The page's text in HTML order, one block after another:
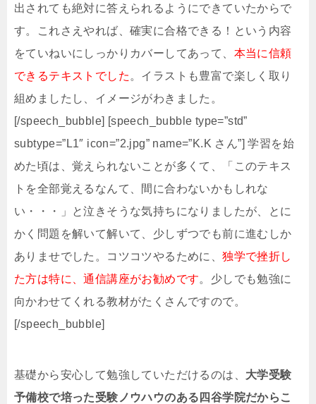
出されても絶対に答えられるようにできていたからで
す。これさえやれば、確実に合格できる！という内容
をていねいにしっかりカバーしてあって、 本当に信頼
できるテキストでした 。イラストも豊富で楽しく取り
組めましたし、イメージがわきました。
[/speech_bubble] [speech_bubble type=”std”
subtype=”L1″ icon=”2.jpg” name=”K.K さん”] 学習を始
めた頃は、覚えられないことが多くて、「このテキス
トを全部覚えるなんて、間に合わないかもしれな
い・・・」と泣きそうな気持ちになりましたが、とに
かく問題を解いて解いて、少しずつでも前に進むしか
ありませでした。コツコツやるために、独学で挫折し
た方は特に、通信講座がお勧めです。少しでも勉強に
向かわせてくれる教材がたくさんですので。
[/speech_bubble]
基礎から安心して勉強していただけるのは、 大学受験
予備校で培った受験ノウハウのある四谷学院だからこ